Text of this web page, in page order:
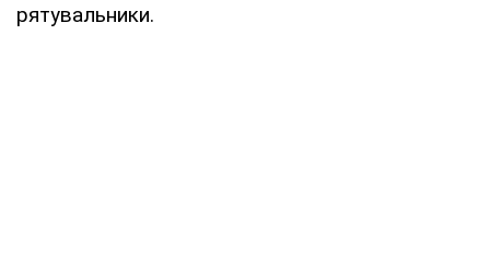
рятувальники.